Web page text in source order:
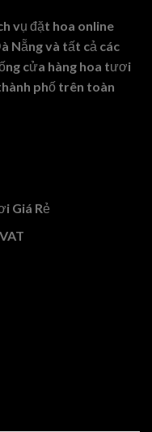
vụ đặt hoa online
Nẵng và tất cả các
cửa hàng hoa tươi
phố trên toàn
Giá Rẻ